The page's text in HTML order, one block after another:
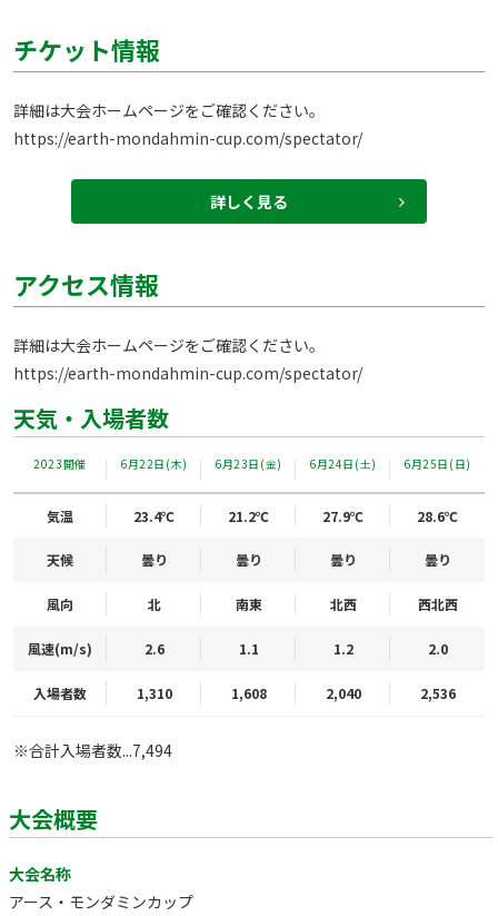
チケット情報
https://earth-mondahmin-cup.com/spectator/
詳しく見る
アクセス情報
https://earth-mondahmin-cup.com/spectator/
天気・入場者数
2023開催 6月22日(木) 6月23日(金) 6月24日(土) 6月25日(日)
気温 23.4℃ 21.2℃ 27.9℃ 28.6℃
天候 曇り 曇り 曇り 曇り
風向 北 南東 北西 西北西
風速(m/s) 2.6 1.1 1.2 2.0
入場者数 1,310 1,608 2,040 2,536
※合計入場者数...7,494
大会概要
大会名称
アース・モンダミンカップ